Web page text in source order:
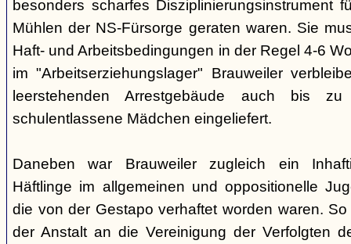
besonders scharfes Disziplinierungsinstrument
Mühlen der NS-Fürsorge geraten waren. Sie
Haft- und Arbeitsbedingungen in der Regel 4-6
im "Arbeitserziehungslager" Brauweiler
leerstehenden Arrestgebäude auch bis zu
schulentlassene Mädchen eingeliefert.
Daneben war Brauweiler zugleich ein
Häftlinge im allgemeinen und oppositionelle
die von der Gestapo verhaftet worden waren.
der Anstalt an die Vereinigung der Verfolgten